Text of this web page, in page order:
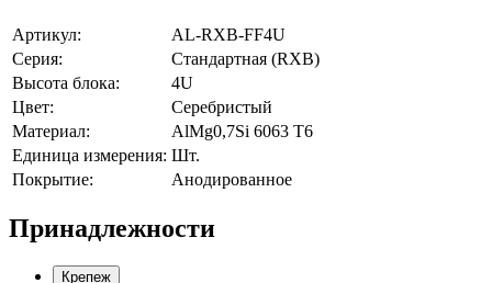
Артикул:
AL-RXB-FF4U
Серия:
Стандартная (RXB)
Высота блока:
4U
Цвет:
Серебристый
Материал:
AlMg0,7Si 6063 Т6
Единица измерения: Шт.
Покрытие:
Анодированное
Принадлежности
Крепеж